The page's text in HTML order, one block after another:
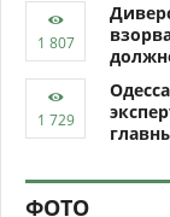
ФОТО